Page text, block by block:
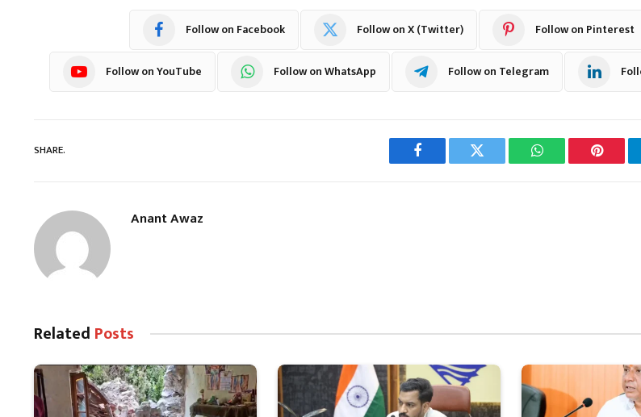
Follow on Facebook Follow on X (Twitter) Follow on Pinterest
Follow on YouTube Follow on WhatsApp Follow on Telegram
SHARE.
Facebook Twitter WhatsApp
Anant Awaz
Related Posts